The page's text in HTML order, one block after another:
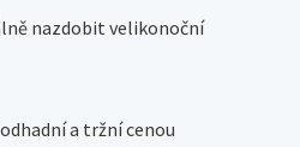
nazdobit velikonoční
a tržní cenou